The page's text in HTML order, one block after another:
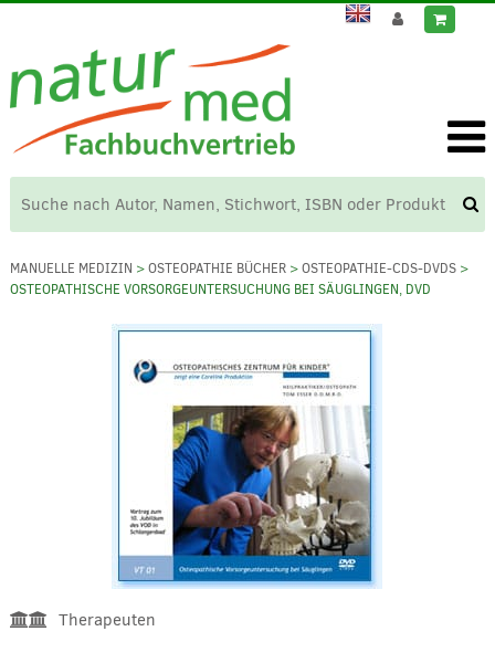
MANUELLE MEDIZIN >OSTEOPATHIE BÜCHER>OSTEOPATHIE-CDS-DVDS>
OSTEOPATHISCHE VORSORGEUNTERSUCHUNG BEI SÄUGLINGEN, DVD
Therapeuten